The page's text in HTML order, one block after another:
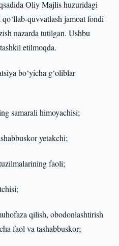
Oliy Majlis huzuridagi
quvvatlash jamoat fondi
nazarda tutilgan. Ushbu
etilmoqda.
bo‘yicha g‘oliblar
samarali himoyachisi;
yetakchi;
faoli;
qilish, obodonlashtirish
faol va tashabbuskor;